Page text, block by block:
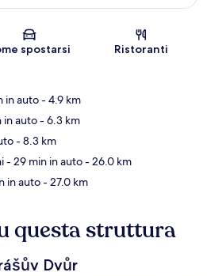
Mappa
spostarsi Ristoranti
in auto- 4.9 km
in auto- 6.3 km
- 8.3 km
- 29 min in auto- 26.0 km
in auto- 27.0 km
questa struttura
Dvůr